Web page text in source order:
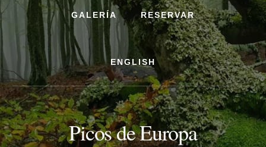
GALERÍA RESERVAR
ENGLISH
Picos de Europa